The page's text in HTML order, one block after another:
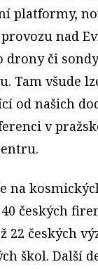
platformy,
nad
drony či
Tam všude
od našich
v
na
českých
22 českých
škol. Další